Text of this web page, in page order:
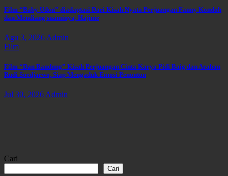
Film “Baby Udon” diadaptasi Dari Kisah Nyata Perjuangan Fanny Kondoh
dan Mendiang suaminya, Hajime
Agu 3, 2026 Admin
Film
Film “Dan Bandung” Kisah Perjuangan Cinta Karya Pidi Baig dan Arahan
Rudi Soedjarwo, Siap Mengaduk Emosi Penonton
Jul 30, 2026 Admin
Cari
Cari